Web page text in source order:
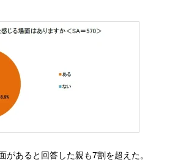
あると回答した親も7割を超えた。